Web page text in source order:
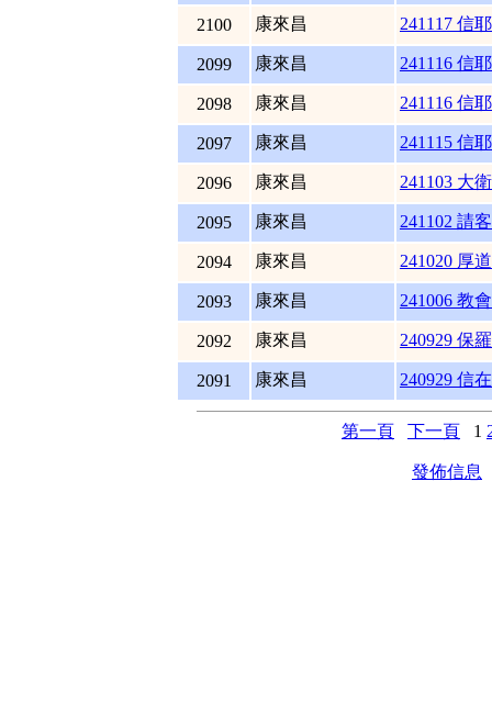
2100 康來昌 241117 信
2099 康來昌 241116 信
2098 康來昌 241116 信
2097 康來昌 241115 信
2096 康來昌 241103 大
2095 康來昌 241102 請
2094 康來昌 241020 厚
2093 康來昌 241006 教
2092 康來昌 240929 保
2091 康來昌 240929 信
第一頁 下一頁 1
發佈信息